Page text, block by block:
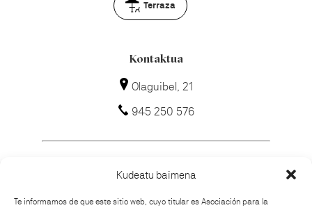
Kudeatu baimena
Te informamos de que este sitio web, cuyo titular es Asociación para la
Terraza
Kontaktua
Olaguibel, 21
945 250 576
Nola iritsi?